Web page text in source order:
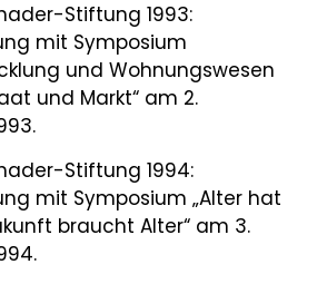
Stiftung 1993:
mit Symposium
und Wohnungswesen
und Markt“ am 2.
Stiftung 1994:
mit Symposium „Alter hat
braucht Alter“ am 3.